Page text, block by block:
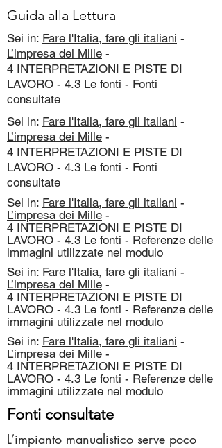
Guida alla Lettura
Sei in: Fare l'Italia, fare gli italiani -
L’impresa dei Mille -
4 INTERPRETAZIONI E PISTE DI
LAVORO - 4.3 Le fonti - Fonti
consultate
Sei in: Fare l'Italia, fare gli italiani -
L’impresa dei Mille -
4 INTERPRETAZIONI E PISTE DI
LAVORO - 4.3 Le fonti - Fonti
consultate
Sei in: Fare l'Italia, fare gli italiani -
L’impresa dei Mille -
4 INTERPRETAZIONI E PISTE DI
LAVORO - 4.3 Le fonti - Referenze delle
immagini utilizzate nel modulo
Sei in: Fare l'Italia, fare gli italiani -
L’impresa dei Mille -
4 INTERPRETAZIONI E PISTE DI
LAVORO - 4.3 Le fonti - Referenze delle
immagini utilizzate nel modulo
Sei in: Fare l'Italia, fare gli italiani -
L’impresa dei Mille -
4 INTERPRETAZIONI E PISTE DI
LAVORO - 4.3 Le fonti - Referenze delle
immagini utilizzate nel modulo
Fonti consultate
L’impianto manualistico serve poco